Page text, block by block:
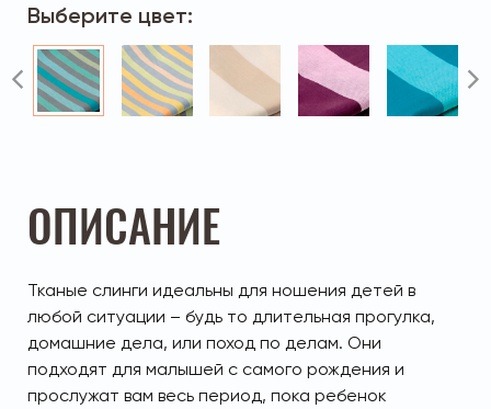
Выберите цвет:
ОПИСАНИЕ
Тканые слинги идеальны для ношения детей в
любой ситуации – будь то длительная прогулка,
домашние дела, или поход по делам. Они
подходят для малышей с самого рождения и
прослужат вам весь период, пока ребенок